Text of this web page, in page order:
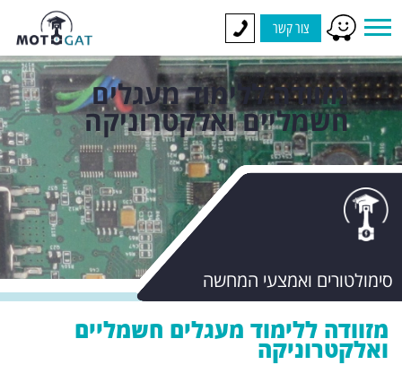
צור קשר
מזוודה ללימוד מעגלים
חשמליים ואלקטרוניקה
סימולטורים ואמצעי המחשה
מזוודה ללימוד מעגלים חשמליים
ואלקטרוניקה